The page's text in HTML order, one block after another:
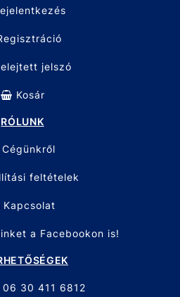
jelszó
Kosár
RÓLUNK
Cégünkről
feltételek
Kapcsolat
a Facebookon is!
06 30 411 6812